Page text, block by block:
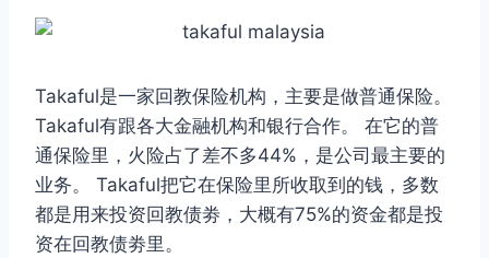
Takaful是一家回教保险机构，主要是做普通保险。
Takaful有跟各大金融机构和银行合作。 在它的普
通保险里，火险占了差不多44%，是公司最主要的
业务。 Takaful把它在保险里所收取到的钱，多数
都是用来投资回教债劵，大概有75%的资金都是投
资在回教债劵里。